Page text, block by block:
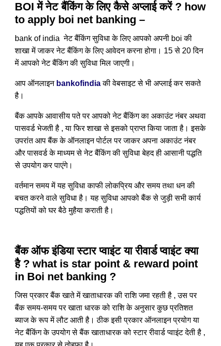
BOI में नेट बैंकिंग के लिए कैसे अप्लाई करें ? how
to apply boi net banking –
bank of india नेट बैंकिंग सुविधा के लिए आपको अपनी boi की
शाखा में जाकर नेट बैंकिंग के लिए आवेदन करना होगा। 15 से 20 दिन
में आपको नेट बैंकिंग की सुविधा मिल जाएगी।
आप ऑनलाइन bankofindiaकी वेबसाइट से भी अप्लाई कर सकते
है।
बैंक आपके आवासीय पते पर आपको नेट बैंकिंग का अकाउंट नंबर अथवा
पासवर्ड भेजती है , या फिर शाखा से इसको प्राप्त किया जाता है। इसके
उपरांत आप बैंक के ऑनलाइन पोर्टल पर जाकर अपना अकाउंट नंबर
और पासवर्ड के माध्यम से नेट बैंकिंग की सुविधा बेहद ही आसानी पद्धति
से उपयोग कर पाएंगे।
वर्तमान समय में यह सुविधा काफी लोकप्रिय और समय तथा धन की
बचत करने वाले सुविधा है। यह सुविधा आपको बैंक से जुड़ी सभी कार्य
पद्धतियों को घर बैठे मुहैया कराती है।
बैंक ऑफ इंडिया स्टार प्वाइंट या रीवार्ड प्वाइंट क्या
है ? what is star point & reward point
in Boi net banking ?
जिस प्रकार बैंक खाते में खाताधारक की राशि जमा रहती है , उस पर
बैंक समय-समय पर खाता धारक को राशि के अनुसार कुछ प्रतिशत
ब्याज के रूप में लौट आती है। ठीक इसी प्रकार ऑनलाइन प्रयोग या
नेट बैंकिंग के उपयोग से बैंक खाताधारक को स्टार रीवार्ड प्वाइंट देती है ,